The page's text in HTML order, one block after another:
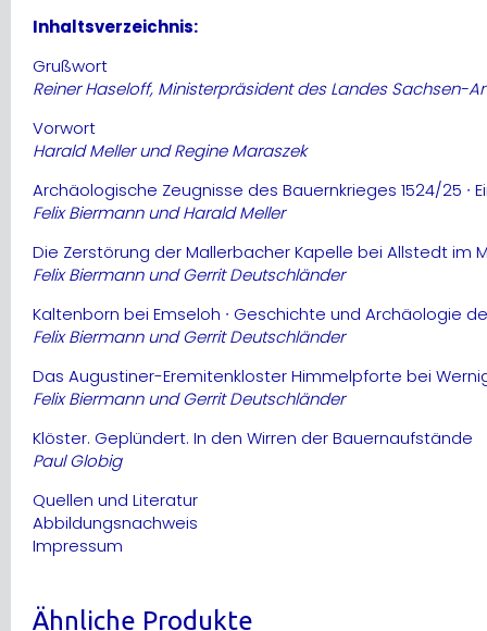
Inhaltsverzeichnis:
Grußwort
Reiner Haseloff, Ministerpräsident des Landes Sachsen-
Vorwort
Harald Meller und Regine Maraszek
Archäologische Zeugnisse des Bauernkrieges 1524/25 ∙
Felix Biermann und Harald Meller
Die Zerstörung der Mallerbacher Kapelle bei Allstedt im
Felix Biermann und Gerrit Deutschländer
Kaltenborn bei Emseloh ∙ Geschichte und Archäologie
Felix Biermann und Gerrit Deutschländer
Das Augustiner-Eremitenkloster Himmelpforte bei
Felix Biermann und Gerrit Deutschländer
Klöster. Geplündert. In den Wirren der Bauernaufstände
Paul Globig
Quellen und Literatur
Abbildungsnachweis
Impressum
Ähnliche Produkte